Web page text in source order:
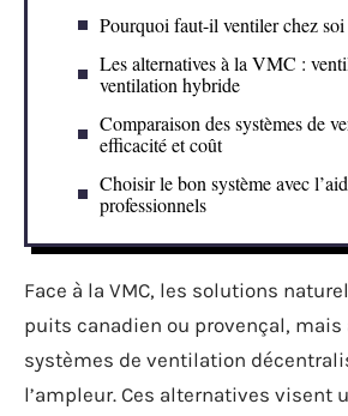
Pourquoi faut-il ventiler chez soi
Les alternatives à la VMC :
ventilation hybride
Comparaison des systèmes de
efficacité et coût
Choisir le bon système avec
professionnels
Face à la VMC, les solutions
puits canadien ou provençal, mais
systèmes de ventilation
l’ampleur. Ces alternatives visent